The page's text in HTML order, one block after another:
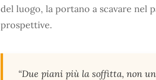
del luogo, la portano a scavare nel
prospettive.
“Due piani più la soffitta, non